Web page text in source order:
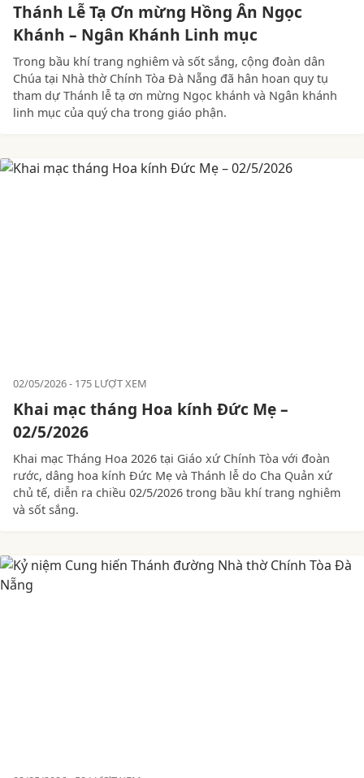
Thánh Lễ Tạ Ơn mừng Hồng Ân Ngọc
Khánh – Ngân Khánh Linh mục
Trong bầu khí trang nghiêm và sốt sắng, cộng đoàn dân
Chúa tại Nhà thờ Chính Tòa Đà Nẵng đã hân hoan quy tụ
tham dự Thánh lễ tạ ơn mừng Ngọc khánh và Ngân khánh
linh mục của quý cha trong giáo phận.
02/05/2026 175 LƯỢT XEM
Khai mạc tháng Hoa kính Đức Mẹ –
02/5/2026
Khai mạc Tháng Hoa 2026 tại Giáo xứ Chính Tòa với đoàn
rước, dâng hoa kính Đức Mẹ và Thánh lễ do Cha Quản xứ
chủ tế, diễn ra chiều 02/5/2026 trong bầu khí trang nghiêm
và sốt sắng.